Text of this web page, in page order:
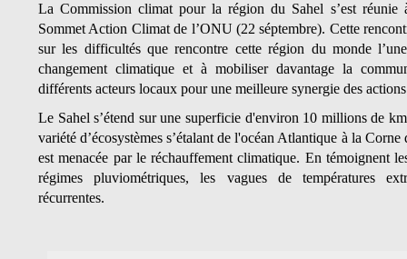
La Commission climat pour la région du Sahel s’est
Sommet Action Climat de l’ONU (22 séptembre). Cette
sur les difficultés que rencontre cette région du monde
changement climatique et à mobiliser davantage la
différents acteurs locaux pour une meilleure synergie des
Le Sahel s’étend sur une superficie d'environ 10 millions de
variété d’écosystèmes s’étalant de l'océan Atlantique à la
est menacée par le réchauffement climatique. En témoignent
régimes pluviométriques, les vagues de températures
récurrentes.